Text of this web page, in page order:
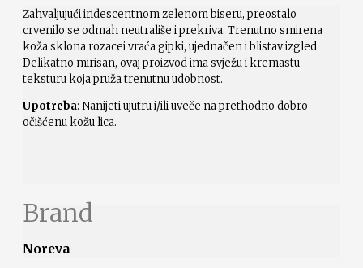
Zahvaljujući iridescentnom zelenom biseru, preostalo
crvenilo se odmah neutrališe i prekriva. Trenutno smirena
koža sklona rozacei vraća gipki, ujednačen i blistav izgled.
Delikatno mirisan, ovaj proizvod ima svježu i kremastu
teksturu koja pruža trenutnu udobnost.
Upotreba: Nanijeti ujutru i/ili uveče na prethodno dobro
očišćenu kožu lica.
Brand
Noreva